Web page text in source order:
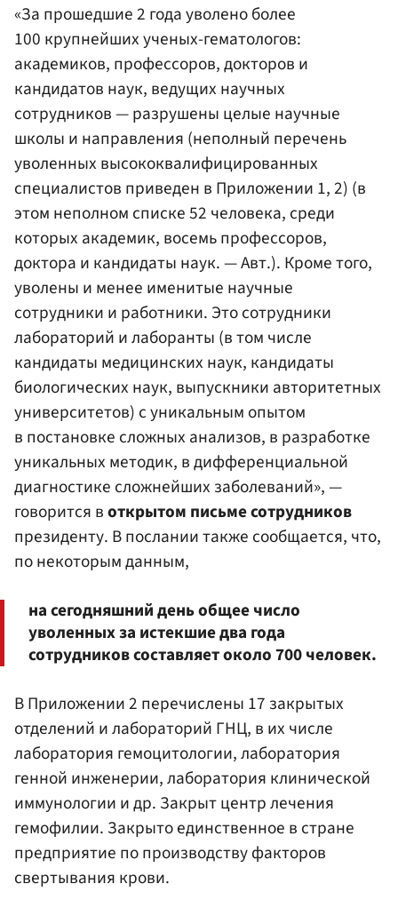
«За прошедшие 2 года уволено более
100 крупнейших ученых-гематологов:
академиков, профессоров, докторов и
кандидатов наук, ведущих научных
сотрудников — разрушены целые научные
школы и направления (неполный перечень
уволенных высококвалифицированных
специалистов приведен в Приложении 1, 2) (в
этом неполном списке 52 человека, среди
которых академик, восемь профессоров,
доктора и кандидаты наук. — Авт.). Кроме того,
уволены и менее именитые научные
сотрудники и работники. Это сотрудники
лабораторий и лаборанты (в том числе
кандидаты медицинских наук, кандидаты
биологических наук, выпускники авторитетных
университетов) с уникальным опытом
в постановке сложных анализов, в разработке
уникальных методик, в дифференциальной
диагностике сложнейших заболеваний», —
говорится воткрытом письме сотрудников
президенту. В послании также сообщается, что,
по некоторым данным,
на сегодняшний день общее число
уволенных за истекшие два года
сотрудников составляет около 700 человек.
В Приложении 2 перечислены 17 закрытых
отделений и лабораторий ГНЦ, в их числе
лаборатория гемоцитологии, лаборатория
генной инженерии, лаборатория клинической
иммунологии и др. Закрыт центр лечения
гемофилии. Закрыто единственное в стране
предприятие по производству факторов
свертывания крови.